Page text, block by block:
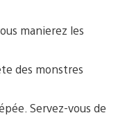
manierez les
des monstres
Servez-vous de